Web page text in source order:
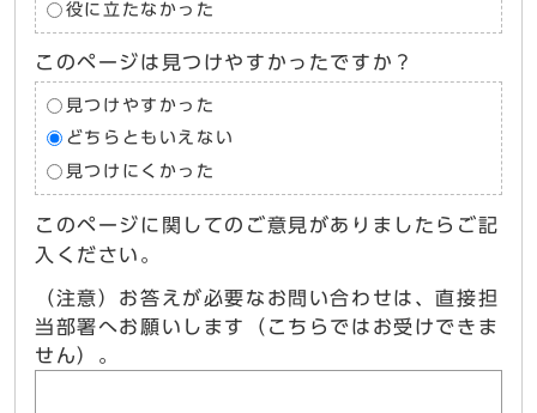
役に立たなかった
このページは見つけやすかったですか？
見つけやすかった
どちらともいえない
見つけにくかった
このページに関してのご意見がありましたらご記
入ください。
（注意）お答えが必要なお問い合わせは、直接担
当部署へお願いします（こちらではお受けできま
せん）。